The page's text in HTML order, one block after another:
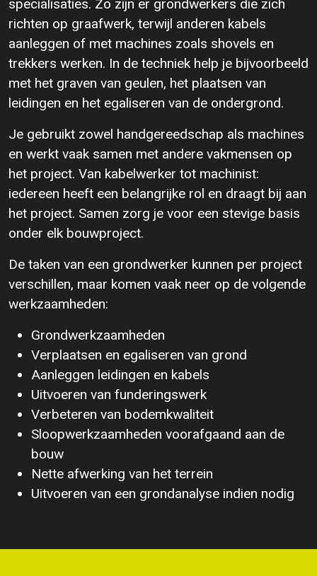
specialisaties. Zo zijn er grondwerkers die zich
richten op graafwerk, terwijl anderen kabels
aanleggen of met machines zoals shovels en
trekkers werken. In de techniek help je bijvoorbeeld
met het graven van geulen, het plaatsen van
leidingen en het egaliseren van de ondergrond.
Je gebruikt zowel handgereedschap als machines
en werkt vaak samen met andere vakmensen op
het project. Van kabelwerker tot machinist:
iedereen heeft een belangrijke rol en draagt bij aan
het project. Samen zorg je voor een stevige basis
onder elk bouwproject.
De taken van een grondwerker kunnen per project
verschillen, maar komen vaak neer op de volgende
werkzaamheden:
Grondwerkzaamheden
Verplaatsen en egaliseren van grond
Aanleggen leidingen en kabels
Uitvoeren van funderingswerk
Verbeteren van bodemkwaliteit
Sloopwerkzaamheden voorafgaand aan de
bouw
Nette afwerking van het terrein
Uitvoeren van een grondanalyse indien nodig